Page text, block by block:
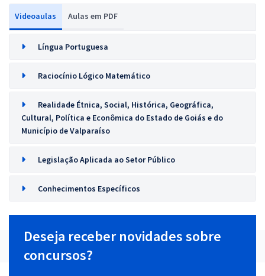
Videoaulas Aulas em PDF
Língua Portuguesa
Raciocínio Lógico Matemático
Realidade Étnica, Social, Histórica, Geográfica,
Cultural, Política e Econômica do Estado de Goiás e do
Município de Valparaíso
Legislação Aplicada ao Setor Público
Conhecimentos Específicos
Deseja receber novidades sobre
concursos?